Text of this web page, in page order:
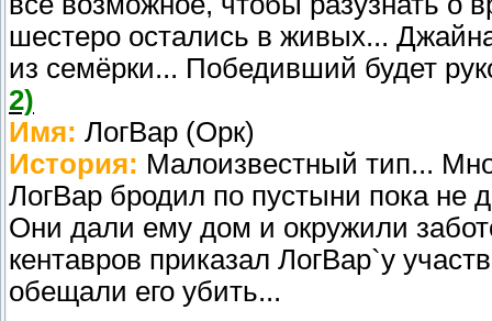
шестеро остались в живых...
из семёрки... Победивший будет
2)
Имя: ЛогВар (Орк)
История: Малоизвестный тип...
ЛогВар бродил по пустыни пока не
Они дали ему дом и окружили
кентавров приказал ЛогВар`у
обещали его убить...